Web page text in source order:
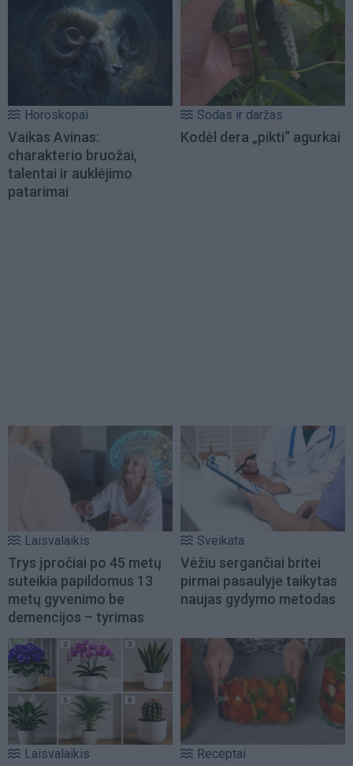
Horoskopai
Vaikas Avinas:
charakterio bruožai,
talentai ir auklėjimo
patarimai
Sodas ir daržas
Kodėl dera „pikti“ agurkai
Laisvalaikis
Trys įpročiai po 45 metų
suteikia papildomus 13
metų gyvenimo be
demencijos – tyrimas
Sveikata
Vėžiu sergančiai britei
pirmai pasaulyje taikytas
naujas gydymo metodas
Laisvalaikis Receptai